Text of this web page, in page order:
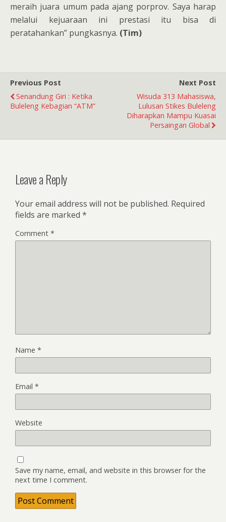
meraih juara umum pada ajang porprov. Saya harap
melalui kejuaraan ini prestasi itu bisa di
peratahankan” pungkasnya. (Tim)
Previous Post
Senandung Giri : Ketika
Buleleng Kebagian “ATM”
Next Post
Wisuda 313 Mahasiswa,
Lulusan Stikes Buleleng
Diharapkan Mampu Kuasai
Persaingan Global
Leave a Reply
Your email address will not be published. Required
fields are marked *
Comment *
Name *
Email *
Website
Save my name, email, and website in this browser for the
next time I comment.